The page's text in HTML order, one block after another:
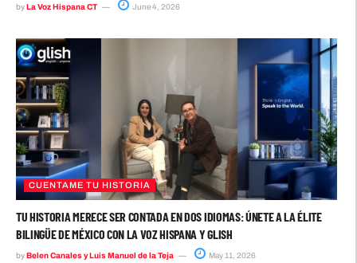
byLa Voz Hispana CT June 4, 2026
CUENTAME TU HISTORIA
TU HISTORIA MERECE SER CONTADA EN DOS IDIOMAS: ÚNETE A LA ÉLITE
BILINGÜE DE MÉXICO CON LA VOZ HISPANA Y GLISH
byBelen Canales y Luis Manuel de la Teja May 11, 2026